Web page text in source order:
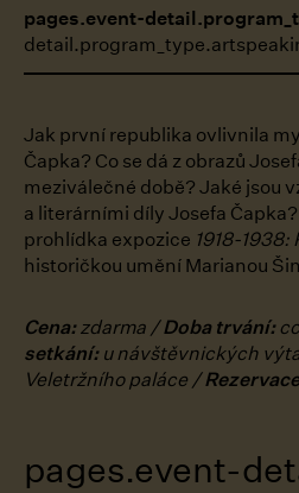
pages.event-
Jak první republika ovlivnila
Čapka? Co se dá z obrazů
meziválečné době? Jaké jsou
a literárními díly Josefa
prohlídka expozice 1918-
historičkou umění Marianou
Cena:zdarma /Doba trvání:
setkání:u návštěvnických
Veletržního paláce /Rezervace
pages.event-